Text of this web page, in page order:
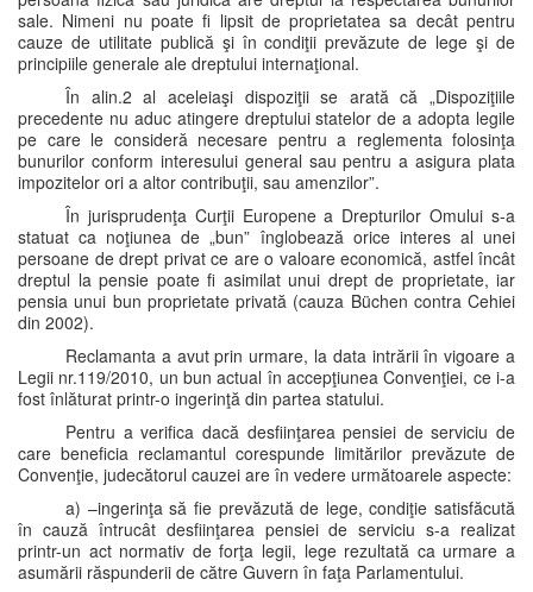
sale. Nimeni nu poate fi lipsit de proprietatea sa decât pentru
cauze de utilitate publică şi în condiţii prevăzute de lege şi de
principiile generale ale dreptului internaţional.
În alin.2 al aceleiaşi dispoziţii se arată că „Dispoziţiile
precedente nu aduc atingere dreptului statelor de a adopta legile
pe care le consideră necesare pentru a reglementa folosinţa
bunurilor conform interesului general sau pentru a asigura plata
impozitelor ori a altor contribuţii, sau amenzilor”.
În jurisprudenţa Curţii Europene a Drepturilor Omului s-a
statuat ca noţiunea de „bun” înglobează orice interes al unei
persoane de drept privat ce are o valoare economică, astfel încât
dreptul la pensie poate fi asimilat unui drept de proprietate, iar
pensia unui bun proprietate privată (cauza Büchen contra Cehiei
din 2002).
Reclamanta a avut prin urmare, la data intrării în vigoare a
Legii nr.119/2010, un bun actual în accepţiunea Convenţiei, ce i-a
fost înlăturat printr-o ingerinţă din partea statului.
Pentru a verifica dacă desfiinţarea pensiei de serviciu de
care beneficia reclamantul corespunde limitărilor prevăzute de
Convenţie, judecătorul cauzei are în vedere următoarele aspecte:
a) –ingerinţa să fie prevăzută de lege, condiţie satisfăcută
în cauză întrucât desfiinţarea pensiei de serviciu s-a realizat
printr-un act normativ de forţa legii, lege rezultată ca urmare a
asumării răspunderii de către Guvern în faţa Parlamentului.